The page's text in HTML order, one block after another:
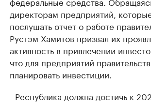
директорам предприятий,
послушать отчет о работе
Рустэм Хамитов призвал их
активность в привлечении
что для предприятий
планировать инвестиции.
- Республика должна достичь к